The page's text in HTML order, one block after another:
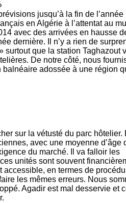
jusqu’à la fin de l’année
en Algérie à l’attentat au
avec des arrivées en hausse
dernière. Il n’y a rien de
que la station Taghazout
De notre côté, nous
adossée à une région
sur la vétusté du parc hôtelier.
avec une moyenne d’âge
du marché. Il va falloir les
unités sont souvent
accessible, en termes de
les mêmes erreurs. Nous
Agadir est mal desservie et